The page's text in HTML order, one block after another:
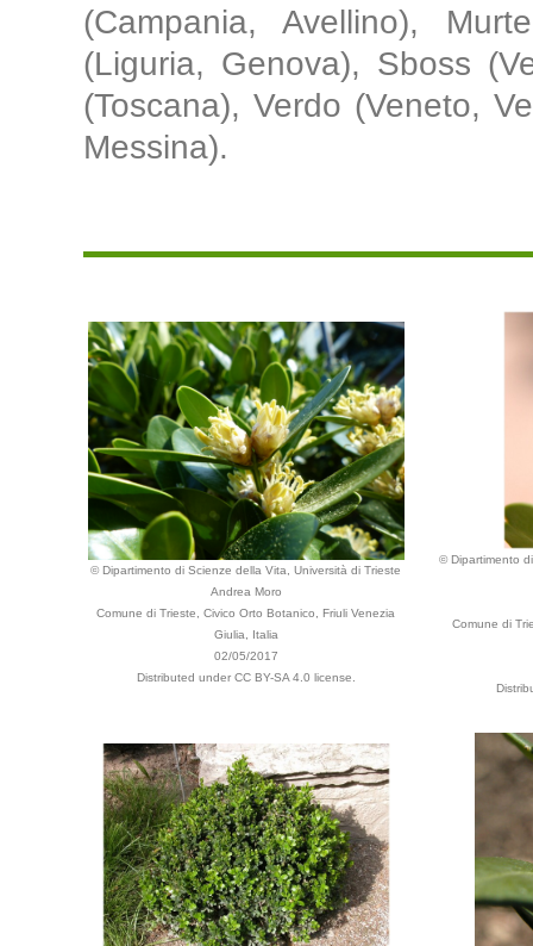
(Campania, Avellino),
(Liguria, Genova), Sboss
(Toscana), Verdo (Veneto,
Messina).
© Dipartimento di Scienze della Vita, Università di Trieste
Andrea Moro
Comune di Trieste, Civico Orto Botanico, Friuli Venezia
Giulia, Italia
02/05/2017
Distributed under CC BY-SA 4.0 license.
© Dipartimento
Comune di